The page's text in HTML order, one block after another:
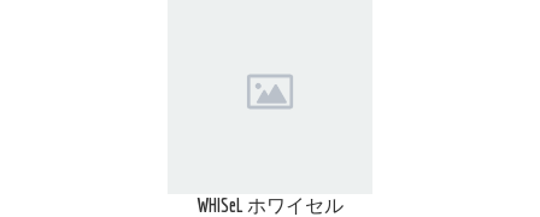
WHISeL ホワイセル